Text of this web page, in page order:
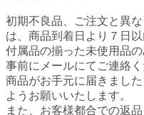
初期不良品、ご注文と異
は、商品到着日より７日
付属品の揃った未使用品
事前にメールにてご連絡く
商品がお手元に届きまし
ようお願いいたします。
また、お客様都合での返